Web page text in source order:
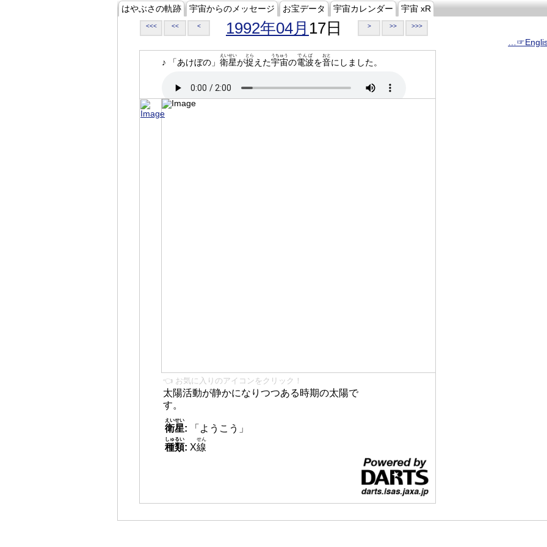
はやぶさの軌跡 宇宙からのメッセージ お宝データ 宇宙カレンダー 宇宙 xR
<<< << < 1992年04月 17日 > >> >>>
♪ 「あけぼの」 衛星
えいせい
が捉
とら
えた宇宙
うちゅう
の電波
でんぱ
を音
おと
にしました。
👈 お気に入りのアイコンをクリック！
太陽活動が静かになりつつある時期の太陽で
す。
衛星
えいせい
:
「ようこう」
種類
しゅるい
: X線
せん